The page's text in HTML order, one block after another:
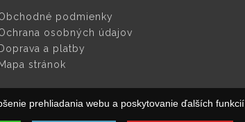
podmienky
osobných údajov
Doprava a platby
Mapa stránok
prehliadania webu a poskytovanie ďalších funkcií.